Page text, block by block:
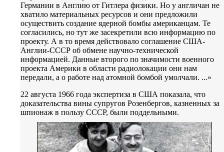
Германии в Англию от Гитлера физики. Но у англичан не
хватило материальных ресурсов и они предложили
осуществить создание ядерной бомбы американцам. Те
согласились, но тут же засекретили всю информацию по
проекту. А в то время действовало соглашение США-
Англии-СССР об обмене научно-технической
информацией. Данные второго по значимости военного
проекта Америки в области радиолокации они нам
передали, а о работе над атомной бомбой умолчали. ...»
22 августа 1966 года экспертиза в США показала, что
доказательства вины супругов Розенбергов, казненных за
шпионаж в пользу СССР, были поддельными.